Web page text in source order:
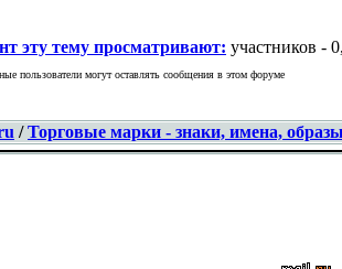
эту тему просматривают: участников -
пользователи могут оставлять сообщения в этом форуме
/Торговые марки - знаки, имена,